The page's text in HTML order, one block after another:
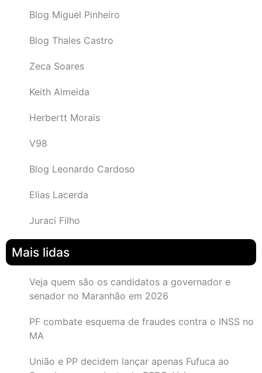
Blog Miguel Pinheiro
Blog Thales Castro
Zeca Soares
Keith Almeida
Herbertt Morais
V98
Blog Leonardo Cardoso
Elias Lacerda
Juraci Filho
Mais lidas
Veja quem são os candidatos a governador e
senador no Maranhão em 2026
PF combate esquema de fraudes contra o INSS no
MA
União e PP decidem lançar apenas Fufuca ao